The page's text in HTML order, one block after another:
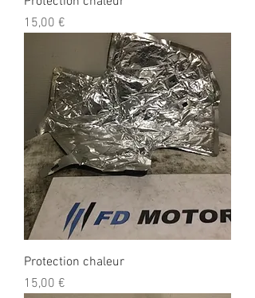
Prix
15,00 €
Protection chaleur
Prix
15,00 €